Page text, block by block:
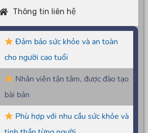
Thông tin liên hệ
Đảm bảo sức khỏe và an toàn
cho người cao tuổi
Nhân viên tận tâm, được đào tạo
bài bản
Phù hợp với nhu cầu sức khỏe và